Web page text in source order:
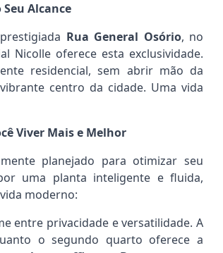
Alcance
Rua General Osório, no
Nicolle oferece esta exclusividade.
residencial, sem abrir mão da
centro da cidade. Uma vida
Viver Mais e Melhor
planejado para otimizar seu
uma planta inteligente e fluida,
moderno:
entre privacidade e versatilidade. A
o segundo quarto oferece a